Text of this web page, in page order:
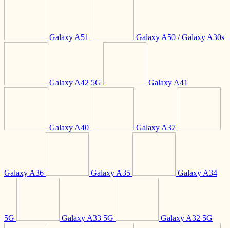
Galaxy A51 Galaxy A50 / Galaxy A30s
Galaxy A42 5G Galaxy A41
Galaxy A40 Galaxy A37
Galaxy A36 Galaxy A35 Galaxy A34
5G Galaxy A33 5G Galaxy A32 5G